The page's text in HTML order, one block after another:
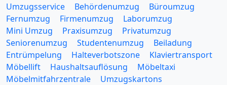
Umzugsservice Behördenumzug
Büroumzug
Fernumzug
Firmenumzug
Laborumzug
Mini Umzug
Praxisumzug
Privatumzug
Seniorenumzug
Studentenumzug
Beiladung
Entrümpelung
Halteverbotszone
Klaviertransport
Möbellift
Haushaltsauflösung
Möbeltaxi
Möbelmitfahrzentrale
Umzugskartons